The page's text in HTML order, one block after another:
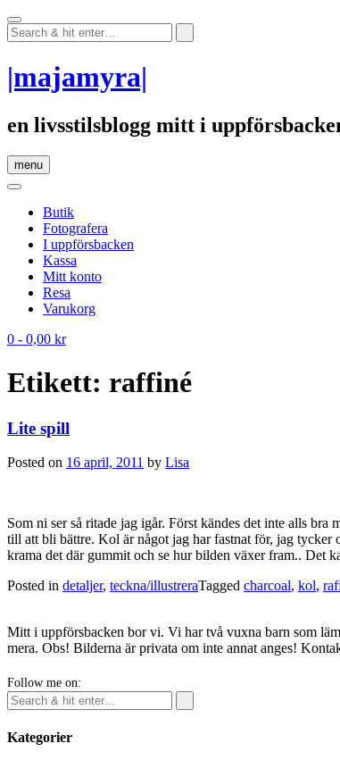
Skip
to
content
|majamyra|
en livsstilsblogg mitt i
menu
Butik
Fotografera
I uppförsbacken
Kassa
Mitt konto
Resa
Varukorg
0 - 0,00 kr
Etikett: raffiné
Lite spill
Posted on 16 april, 2011 by Lisa
Som ni ser så ritade jag igår. Först kändes det inte alls
till att bli bättre. Kol är något jag har fastnat för, jag tycker
krama det där gummit och se hur bilden växer fram.. Det
Posted in detaljer, teckna/illustreraTagged charcoal, kol,
Mitt i uppförsbacken bor vi. Vi har två vuxna barn som
mera. Obs! Bilderna är privata om inte annat anges!
Follow me on:
Kategorier